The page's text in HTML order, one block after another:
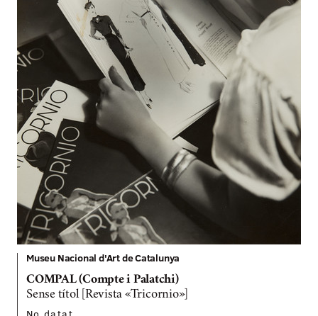
Museu Nacional d'Art de Catalunya
COMPAL (Compte i Palatchi)
Sense títol [Revista «Tricornio»]